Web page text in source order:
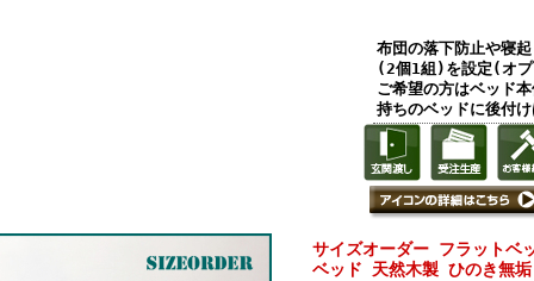
布団の落下防止や寝
(2個1組)を設定(オ
ご希望の方はベッド
持ちのベッドに後付
サイズオーダー フラットベ
ベッド 天然木製 ひのき無